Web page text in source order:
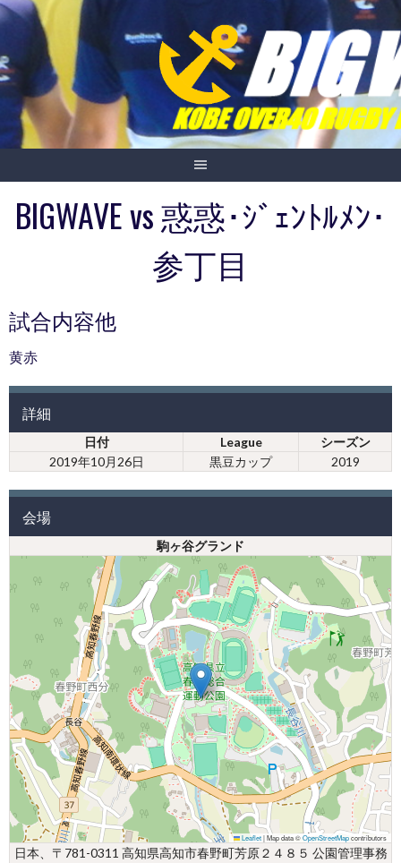
Skip
content
BIGWAVE vs 惑惑･ｼﾞｪﾝﾄﾙﾒﾝ･
参丁目
試合内容他
黄赤
詳細
日付 League
シーズン
2019年10月26日
黒豆カップ 2019
会場
駒ヶ谷グランド
Leaflet|Map data ©OpenStreetMapcontributors
日本、〒781-0311 高知県高知市春野町芳原２４８５ 公園管理事務